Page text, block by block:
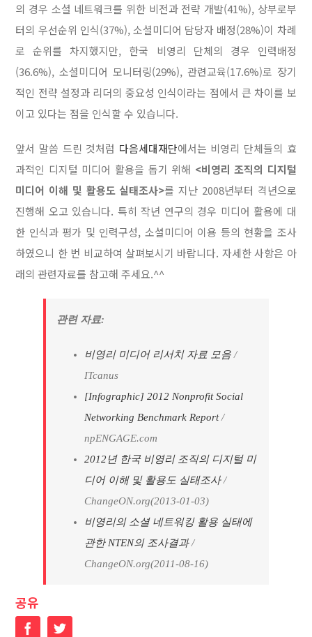
의 경우 소셜 네트워크를 위한 비전과 전략 개발(41%), 상부로부
터의 우선순위 인식(37%), 소셜미디어 담당자 배정(28%)이 차례
로 순위를 차지했지만, 한국 비영리 단체의 경우 인력배정
(36.6%), 소셜미디어 모니터링(29%), 관련교육(17.6%)로 장기
적인 전략 설정과 리더의 중요성 인식이라는 점에서 큰 차이를 보
이고 있다는 점을 인식할 수 있습니다.
앞서 말씀 드린 것처럼 다음세대재단에서는 비영리 단체들의 효
과적인 디지털 미디어 활용을 돕기 위해 <비영리 조직의 디지털
미디어 이해 및 활용도 실태조사>를 지난 2008년부터 격년으로
진행해 오고 있습니다. 특히 작년 연구의 경우 미디어 활용에 대
한 인식과 평가 및 인력구성, 소셜미디어 이용 등의 현황을 조사
하였으니 한 번 비교하여 살펴보시기 바랍니다. 자세한 사항은 아
래의 관련자료를 참고해 주세요.^^
관련 자료:
비영리 미디어 리서치 자료 모음 /
ITcanus
[Infographic] 2012 Nonprofit Social
Networking Benchmark Report/
npENGAGE.com
2012년 한국 비영리 조직의 디지털 미
디어 이해 및 활용도 실태조사/
ChangeON.org(2013-01-03)
비영리의 소셜 네트워킹 활용 실태에
관한 NTEN의 조사결과/
ChangeON.org(2011-08-16)
공유
FacebookTwitter